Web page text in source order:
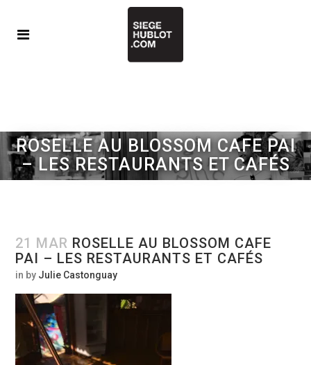
ROSELLE AU BLOSSOM CAFE PAI
– LES RESTAURANTS ET CAFÉS
21 MAR ROSELLE AU BLOSSOM CAFE
PAI – LES RESTAURANTS ET CAFÉS
in by Julie Castonguay